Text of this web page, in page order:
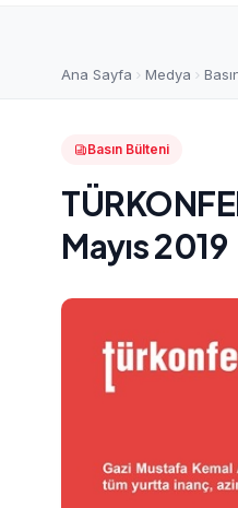
Ana Sayfa Medya
Basın Bülteni
Mayıs 2019